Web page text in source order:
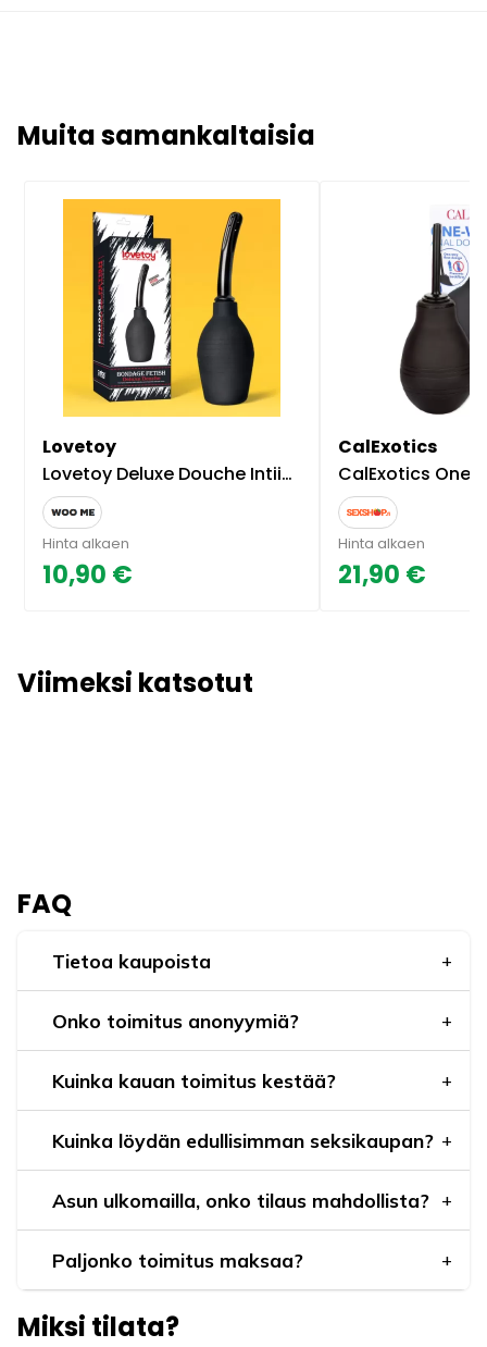
Muita samankaltaisia
Lovetoy
Lovetoy Deluxe Douche Intiimisuihku
Hinta alkaen
10,90 €
CalExotics
CalExotics One-Way Anal
Hinta alkaen
21,90 €
Viimeksi katsotut
FAQ
Tietoa kaupoista
Onko toimitus anonyymiä?
Kuinka kauan toimitus kestää?
Kuinka löydän edullisimman seksikaupan?
Asun ulkomailla, onko tilaus mahdollista?
Paljonko toimitus maksaa?
Miksi tilata?